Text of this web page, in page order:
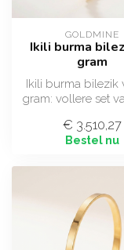
GOLDMINE
Ikili burma
gram
Ikili burma bilezik
gram: vollere set
22 ...
€ 3.510,27
Bestel nu